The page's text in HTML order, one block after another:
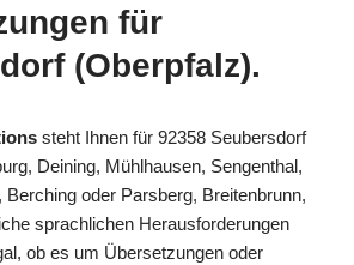
für
(Oberpfalz).
steht Ihnen für 92358 Seubersdorf
Deining, Mühlhausen, Sengenthal,
Berching oder Parsberg, Breitenbrunn,
sprachlichen Herausforderungen
ob es um Übersetzungen oder